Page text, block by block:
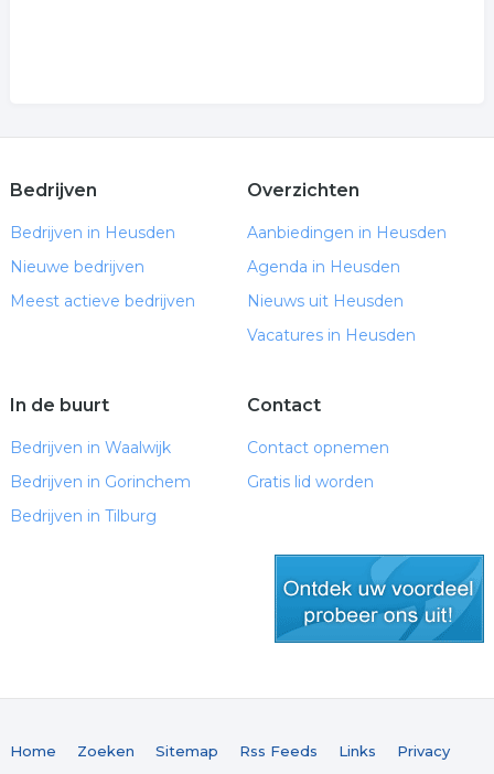
Bedrijven
Bedrijven in Heusden
Nieuwe bedrijven
Meest actieve bedrijven
Overzichten
Aanbiedingen in Heusden
Agenda in Heusden
Nieuws uit Heusden
Vacatures in Heusden
In de buurt
Bedrijven in Waalwijk
Bedrijven in Gorinchem
Bedrijven in Tilburg
Contact
Contact opnemen
Gratis lid worden
Home Zoeken Sitemap Rss Feeds Links Privacy